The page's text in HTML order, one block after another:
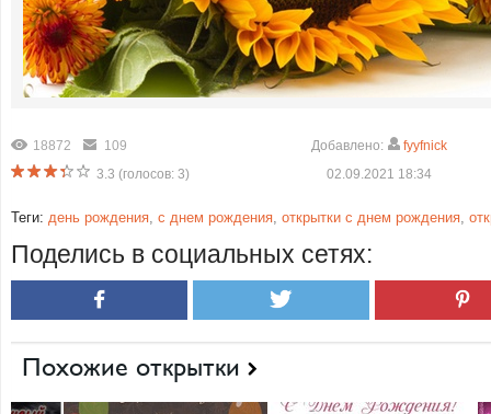
18872
109
3.3 (голосов: 3)
Добавлено:
fyyfnick
02.09.2021 18:34
Теги: день рождения, с днем рождения, открытки с днем рождения,
Поделись в социальных сетях:
Похожие открытки